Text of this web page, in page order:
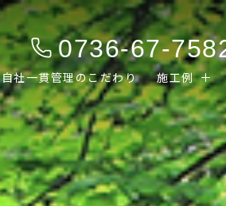
0736-67-
自社一貫管理のこだわり 施工例